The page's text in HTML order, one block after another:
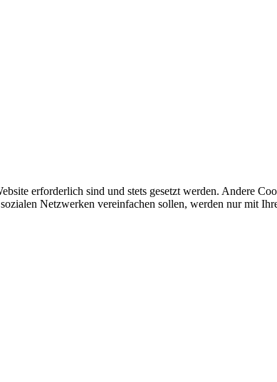
erforderlich sind und stets gesetzt werden. Andere
Netzwerken vereinfachen sollen, werden nur mit